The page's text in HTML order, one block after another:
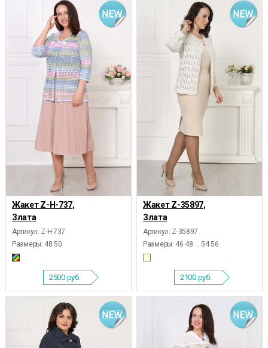
Жакет Z-Н-737,
Злата
Артикул: Z-Н-737
Размеры: 48 50
2500 руб.
Жакет Z-35897,
Злата
Артикул: Z-35897
Размеры: 46 48 ... 54 56
2100 руб.